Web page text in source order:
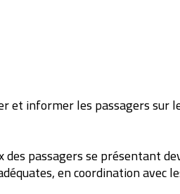
et informer les passagers sur
passagers se présentant
en coordination avec